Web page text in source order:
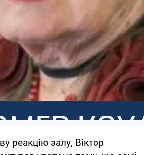
реакцію залу, Віктор